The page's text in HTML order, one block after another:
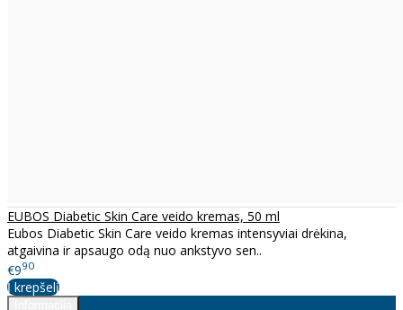
EUBOS Diabetic Skin Care veido kremas, 50 ml
Eubos Diabetic Skin Care veido kremas intensyviai drėkina,
atgaivina ir apsaugo odą nuo ankstyvo sen..
€990
Į krepšelį